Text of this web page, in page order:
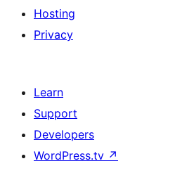
Hosting
Privacy
Learn
Support
Developers
WordPress.tv ↗